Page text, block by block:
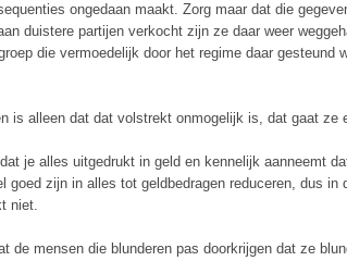
ongedaan maakt. Zorg maar dat die
duistere partijen verkocht zijn ze daar weer
die vermoedelijk door het regime daar gesteund
is alleen dat dat volstrekt onmogelijk is, dat gaat ze
je alles uitgedrukt in geld en kennelijk aanneemt
goed zijn in alles tot geldbedragen reduceren, dus in
niet.
de mensen die blunderen pas doorkrijgen dat ze